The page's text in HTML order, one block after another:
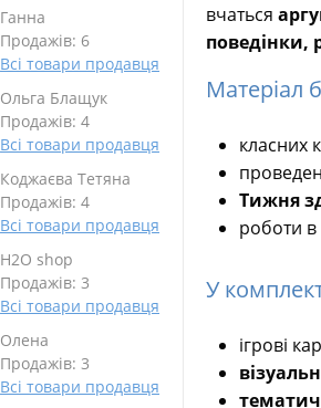
Ганна
Продажів: 6
Всі товари продавця
Ольга Блащук
Продажів: 4
Всі товари продавця
Коджаєва Тетяна
Продажів: 4
Всі товари продавця
Н2О shop
Продажів: 3
Всі товари продавця
Олена
Продажів: 3
Всі товари продавця
вчаться
поведінки,
Матеріал
класних
Тижня
роботи в
У
ігрові